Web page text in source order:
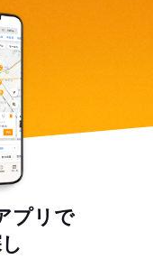
プリで